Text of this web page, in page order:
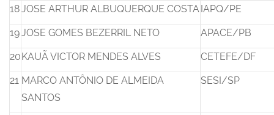
18JOSE ARTHUR ALBUQUERQUE COSTA IAPQ/PE
19JOSE GOMES BEZERRIL NETO APACE/PB
20 KAUÃ VICTOR MENDES ALVES CETEFE/DF
21 MARCO ANTÔNIO DE ALMEIDA
SANTOS
SESI/SP